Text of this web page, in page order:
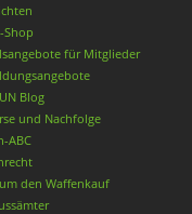
Shop
für Mitglieder
Blog
und Nachfolge
ABC
den Waffenkauf